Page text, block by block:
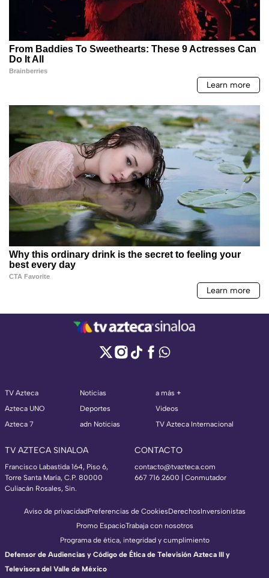
TV Azteca
Azteca UNO
Azteca 7
Noticias
Deportes
adn Noticias
a más +
Videos
TV Azteca Internacional
TV AZTECA SINALOA
Francisco Labastida 164, Piso 6,
Torre Santa María, C.P. 80000
Culiacán Rosales, Sin.
CONTACTO
contacto@tvazteca.com
667 716 2600 | Conmutador
Aviso de privacidadPreferencias de CookiesDerechosInversionistas
Promo EspacioTrabaja con nosotros
Programa de ética, integridad y cumplimiento
Defensor de Audiencias y Código de Ética de Televisión Azteca III y
Televisora del Valle de México